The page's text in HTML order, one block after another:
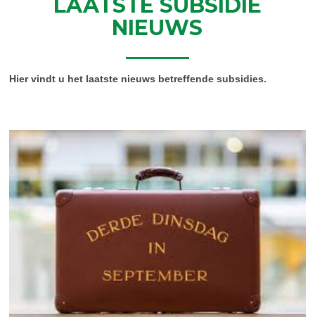
NIEUWS
Hier vindt u het laatste nieuws betreffende subsidies.